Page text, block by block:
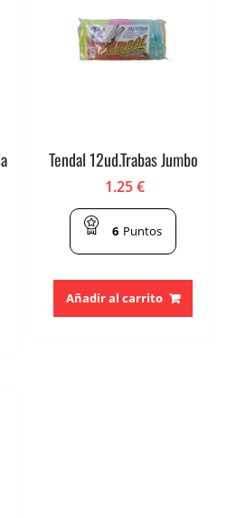
Tendal 12ud.Trabas Jumbo
1.25€
6 Puntos
Añadir al carrito